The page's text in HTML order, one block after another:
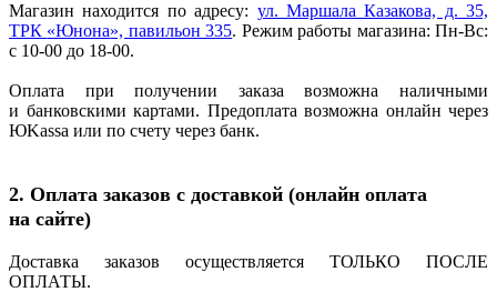
Магазин находится по адресу: ул. Маршала Казакова, д. 35,
ТРК «Юнона», павильон 335. Режим работы магазина: Пн-Вс:
с 10-00 до 18-00.
Оплата при получении заказа возможна наличными
и банковскими картами. Предоплата возможна онлайн через
ЮKassa или по счету через банк.
2. Оплата заказов с доставкой (онлайн оплата
на сайте)
Доставка заказов осуществляется ТОЛЬКО ПОСЛЕ
ОПЛАТЫ.